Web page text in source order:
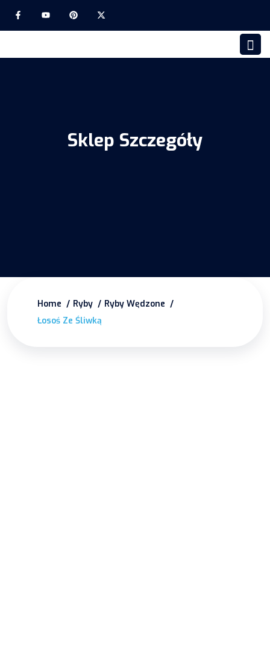
Sklep Szczegóły
Home Ryby
Ryby Wędzone
Łosoś Ze Śliwką